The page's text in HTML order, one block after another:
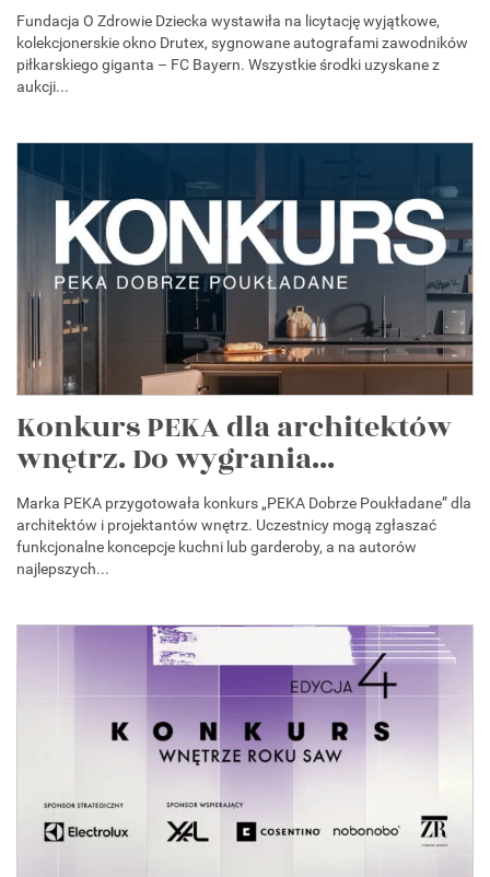
Fundacja O Zdrowie Dziecka wystawiła na licytację wyjątkowe,
kolekcjonerskie okno Drutex, sygnowane autografami zawodników
piłkarskiego giganta – FC Bayern. Wszystkie środki uzyskane z
aukcji...
Konkurs PEKA dla architektów
wnętrz. Do wygrania...
Marka PEKA przygotowała konkurs „PEKA Dobrze Poukładane” dla
architektów i projektantów wnętrz. Uczestnicy mogą zgłaszać
funkcjonalne koncepcje kuchni lub garderoby, a na autorów
najlepszych...